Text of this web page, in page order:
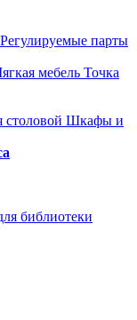
Регулируемые парты
мебель Точка
столовой Шкафы и
библиотеки